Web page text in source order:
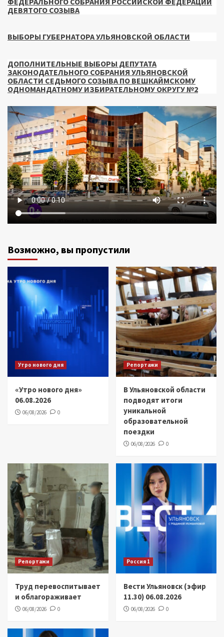
ДЕВЯТОГО СОЗЫВА
ВЫБОРЫ ГУБЕРНАТОРА УЛЬЯНОВСКОЙ ОБЛАСТИ
ДОПОЛНИТЕЛЬНЫЕ ВЫБОРЫ ДЕПУТАТА
ЗАКОНОДАТЕЛЬНОГО СОБРАНИЯ УЛЬЯНОВСКОЙ
ОБЛАСТИ СЕДЬМОГО СОЗЫВА ПО ВЕШКАЙМСКОМУ
ОДНОМАНДАТНОМУ ИЗБИРАТЕЛЬНОМУ ОКРУГУ №2
Возможно, вы пропустили
Утро нового дня
«Утро нового дня»
06.08.2026
06/08/2026 0
Репортажи
В Ульяновской области
подводят итоги
уникальной
образовательной
поездки
06/08/2026 0
Репортажи
Труд перевоспитывает
и облагораживает
06/08/2026 0
Россия 1
Вести Ульяновск (эфир
11.30) 06.08.2026
06/08/2026 0